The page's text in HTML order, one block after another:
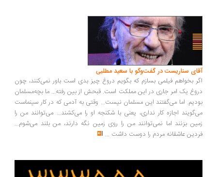
سناریست در گفت‌وگو با سعید مطلبی
بخواهم فیلمی بسازم که بگویم دروغ چیز بدی است باور نمی‌کنند، چون
یک امر جاری در این مملکت است. قبحش از بین رفته... ما بچه‌مسلمان
اما می‌گفتند این مسلمان نیست... وقتی به آدمی که در کار سینماست
اجازه کار نداری، یعنی با شکنجه او را می‌کشند... می‌توانند من را
بزنند اما نمی‌توانند من را روی زمین نگه دارند، من بلند می‌شوم...
عاشقانه مردم را دوست داشت ...